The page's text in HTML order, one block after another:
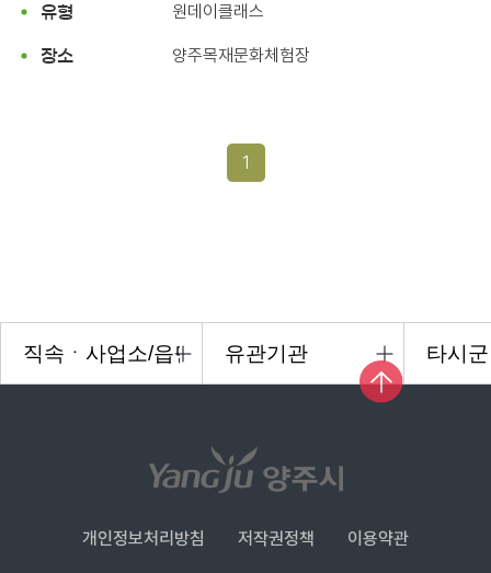
유형 원데이클래스
장소 양주목재문화체험장
1
개인정보처리방침 저작권정책 이용약관